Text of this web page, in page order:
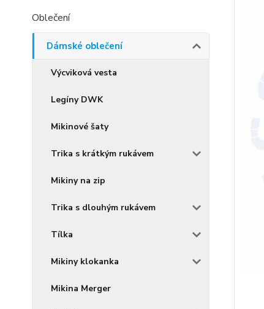
Oblečení
Dámské oblečení
Výcviková vesta
Legíny DWK
Mikinové šaty
Trika s krátkým rukávem
Mikiny na zip
Trika s dlouhým rukávem
Tílka
Mikiny klokanka
Mikina Merger